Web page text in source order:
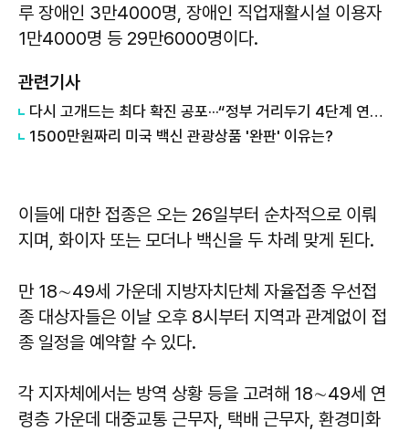
루 장애인 3만4000명, 장애인 직업재활시설 이용자
1만4000명 등 29만6000명이다.
관련기사
다시 고개드는 최다 확진 공포···“정부 거리두기 4단계 연장 유력”
1500만원짜리 미국 백신 관광상품 '완판' 이유는?
이들에 대한 접종은 오는 26일부터 순차적으로 이뤄
지며, 화이자 또는 모더나 백신을 두 차례 맞게 된다.
만 18∼49세 가운데 지방자치단체 자율접종 우선접
종 대상자들은 이날 오후 8시부터 지역과 관계없이 접
종 일정을 예약할 수 있다.
각 지자체에서는 방역 상황 등을 고려해 18∼49세 연
령층 가운데 대중교통 근무자, 택배 근무자, 환경미화